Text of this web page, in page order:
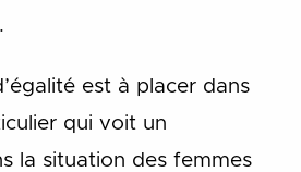
est à placer dans
qui voit un
la situation des femmes